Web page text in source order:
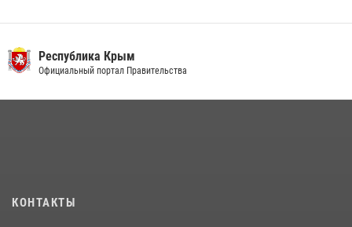
В Ялте росгвардейцы задержали подозреваемого в краже
Республика Крым
Официальный портал Правительства
КОНТАКТЫ